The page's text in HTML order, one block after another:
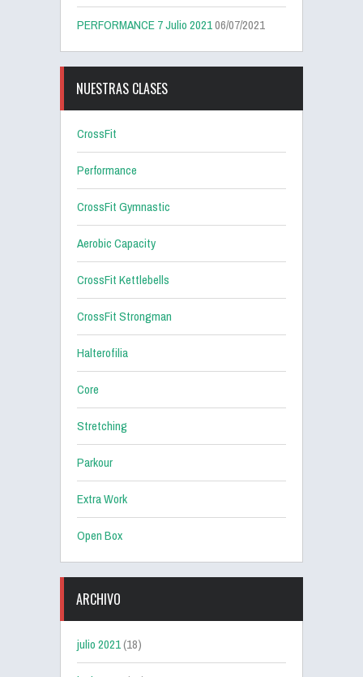
PERFORMANCE 7 Julio 202106/07/2021
NUESTRAS CLASES
CrossFit
Performance
CrossFit Gymnastic
Aerobic Capacity
CrossFit Kettlebells
CrossFit Strongman
Halterofilia
Core
Stretching
Parkour
Extra Work
Open Box
ARCHIVO
julio 2021(18)